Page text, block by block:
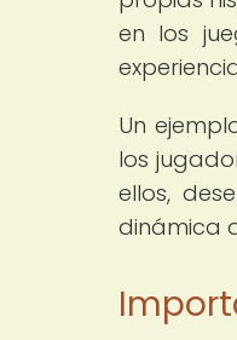
en los
Un
los
ellos,
dinámica